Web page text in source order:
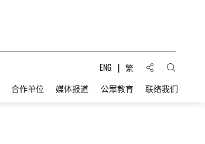
ENG 繁 分享到:打开搜
合作单位 媒体报道 公眾教育 联络我们